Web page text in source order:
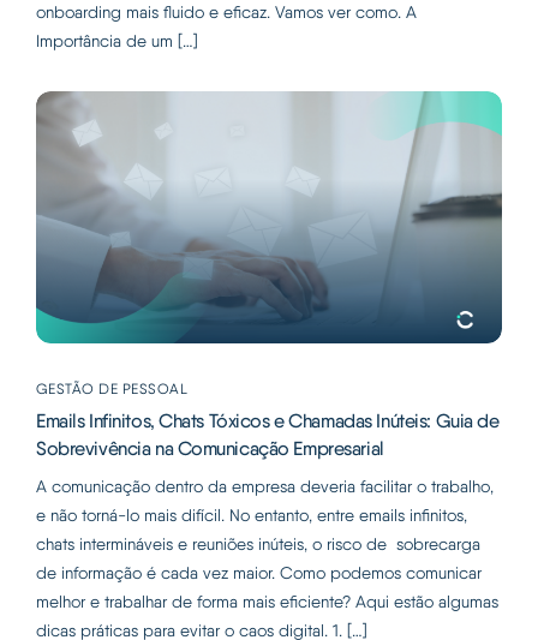
onboarding mais fluido e eficaz. Vamos ver como. A
Importância de um […]
GESTÃO DE PESSOAL
Emails Infinitos, Chats Tóxicos e Chamadas Inúteis: Guia de
Sobrevivência na Comunicação Empresarial
A comunicação dentro da empresa deveria facilitar o trabalho,
e não torná-lo mais difícil. No entanto, entre emails infinitos,
chats intermináveis e reuniões inúteis, o risco de sobrecarga
de informação é cada vez maior. Como podemos comunicar
melhor e trabalhar de forma mais eficiente? Aqui estão algumas
dicas práticas para evitar o caos digital. 1. […]